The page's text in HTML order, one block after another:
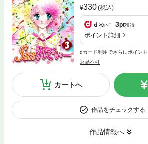
330(税込)
3pt獲得
ポイント詳細
dカード利用でさらにポイン
返品不可
カートへ
作品をチェックする
作品情報へ